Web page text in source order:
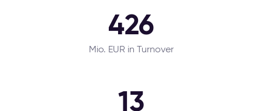
426
Mio. EUR in Turnover
13